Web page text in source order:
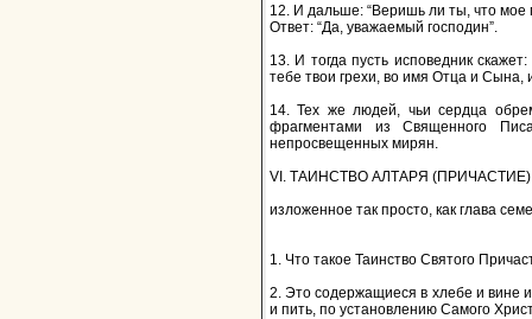
12. И дальше: “Веришь ли ты, что
Ответ: “Да, уважаемый господин”.
13. И тогда пусть исповедник
тебе твои грехи, во имя Отца и Сына,
14. Тех же людей, чьи сердца
фрагментами из Священного
непросвещенных мирян.
VI. ТАИНСТВО АЛТАРЯ (ПРИЧАСТИЕ)
изложенное так просто, как глава
1. Что такое Таинство Святого
2. Это содержащиеся в хлебе и вине
и пить, по установлению Самого